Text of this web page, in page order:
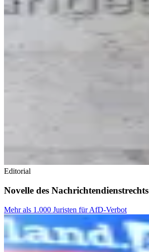
Editorial
Novelle des Nachrichtendienstrechts
Mehr als 1.000 Juristen für AfD-Verbot